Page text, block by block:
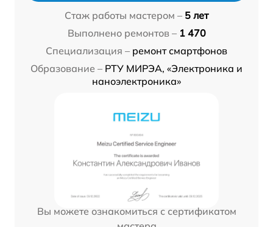
Стаж работы мастером – 5 лет
Выполнено ремонтов – 1 470
Специализация – ремонт смартфонов
Образование – РТУ МИРЭА, «Электроника и
наноэлектроника»
Вы можете ознакомиться с сертификатом